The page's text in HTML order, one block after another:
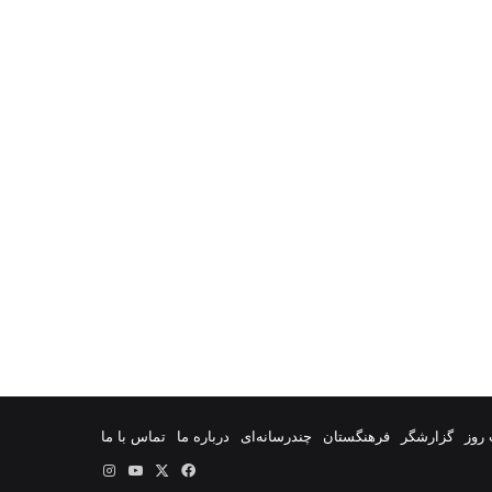
گزارشگر فرهنگستان چندرسانه‌ای درباره ما
تماس با ما
فیس
یوتیوب